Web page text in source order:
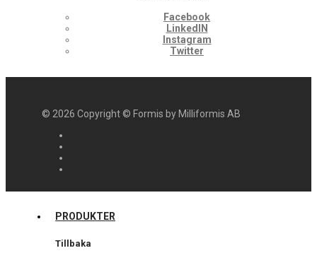
Facebook
LinkedIN
Instagram
Twitter
© 2026 Copyright © Formis by Milliformis AB
PRODUKTER
Tillbaka